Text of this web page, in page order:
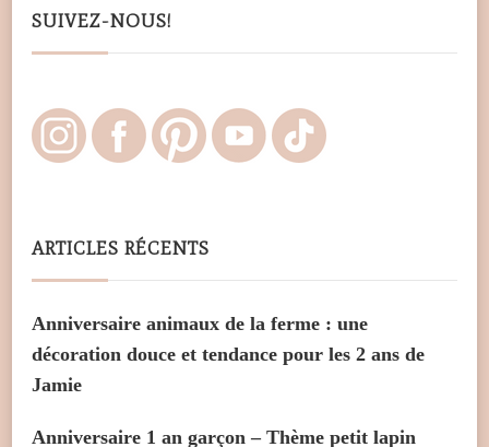
SUIVEZ-NOUS!
ARTICLES RÉCENTS
Anniversaire animaux de la ferme : une
décoration douce et tendance pour les 2 ans de
Jamie
Anniversaire 1 an garçon – Thème petit lapin